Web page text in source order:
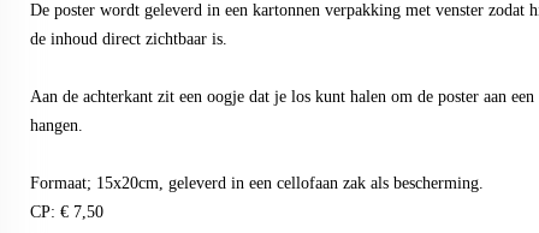
De poster wordt geleverd in een kartonnen verpakking met venster
de inhoud direct zichtbaar is.
Aan de achterkant zit een oogje dat je los kunt halen om de poster aan
hangen.
Formaat; 15x20cm, geleverd in een cellofaan zak als bescherming.
CP: € 7,50